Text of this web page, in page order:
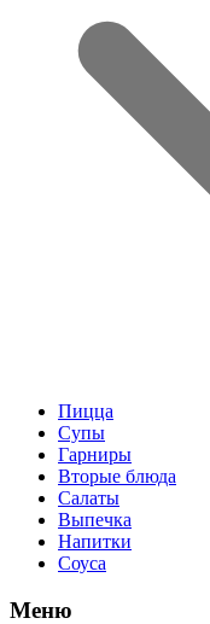
Пицца
Супы
Гарниры
Вторые блюда
Салаты
Выпечка
Напитки
Соуса
Меню